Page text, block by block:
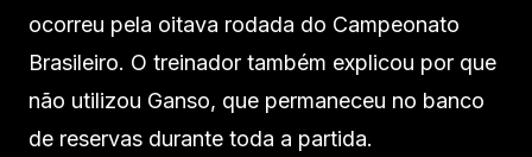
ocorreu pela oitava rodada do Campeonato
Brasileiro. O treinador também explicou por que
não utilizou Ganso, que permaneceu no banco
de reservas durante toda a partida.